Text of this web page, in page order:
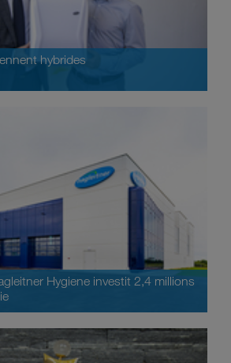
hybrides
Hygiene investit 2,4 millions